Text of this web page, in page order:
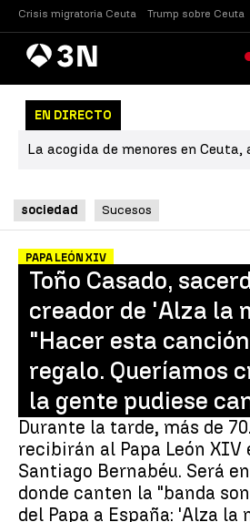
Crisis migratoria Ceuta Trump sobre Ceuta
AntenaNoticias
EN DIRECTO
La acogida de menores en
sociedad Sucesos
PAPA LEÓN XIV
Toño Casado,
creador de 'Alza la
"Hacer esta
regalo. Queríamos
la gente pudiese
Durante la tarde, más de
recibirán al Papa León XIV
Santiago Bernabéu. Será
donde canten la "banda
del Papa a España: 'Alza la